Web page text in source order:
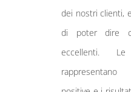
dei nostri clienti,
di poter dire
eccellenti. Le